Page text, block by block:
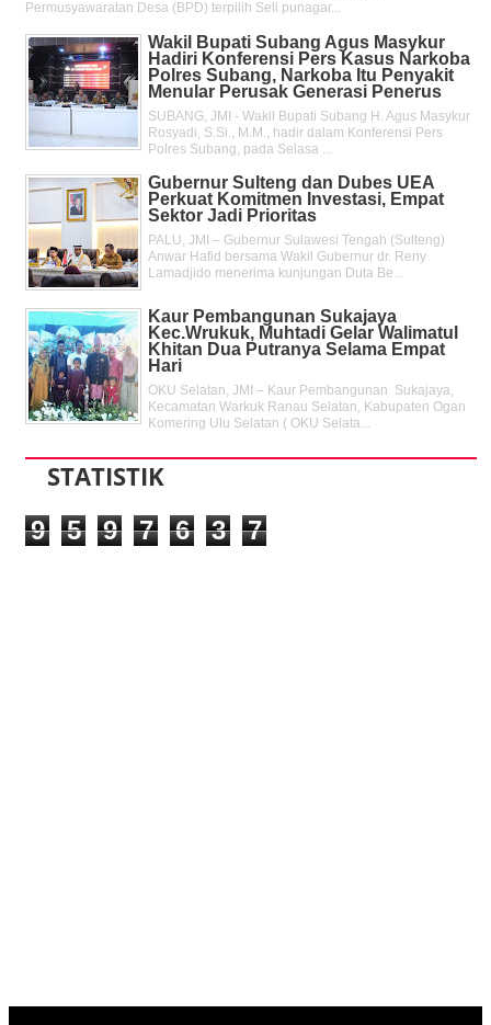
Permusyawaratan Desa (BPD) terpilih Seli punagar...
Wakil Bupati Subang Agus Masykur
Hadiri Konferensi Pers Kasus Narkoba
Polres Subang, Narkoba Itu Penyakit
Menular Perusak Generasi Penerus
SUBANG, JMI - Wakil Bupati Subang H. Agus Masykur
Rosyadi, S.Si., M.M., hadir dalam Konferensi Pers
Polres Subang, pada Selasa ...
Gubernur Sulteng dan Dubes UEA
Perkuat Komitmen Investasi, Empat
Sektor Jadi Prioritas
PALU, JMI – Gubernur Sulawesi Tengah (Sulteng)
Anwar Hafid bersama Wakil Gubernur dr. Reny
Lamadjido menerima kunjungan Duta Be...
Kaur Pembangunan Sukajaya
Kec.Wrukuk, Muhtadi Gelar Walimatul
Khitan Dua Putranya Selama Empat
Hari
OKU Selatan, JMI – Kaur Pembangunan Sukajaya,
Kecamatan Warkuk Ranau Selatan, Kabupaten Ogan
Komering Ulu Selatan ( OKU Selata...
STATISTIK
9 5 9 7 6 3 7